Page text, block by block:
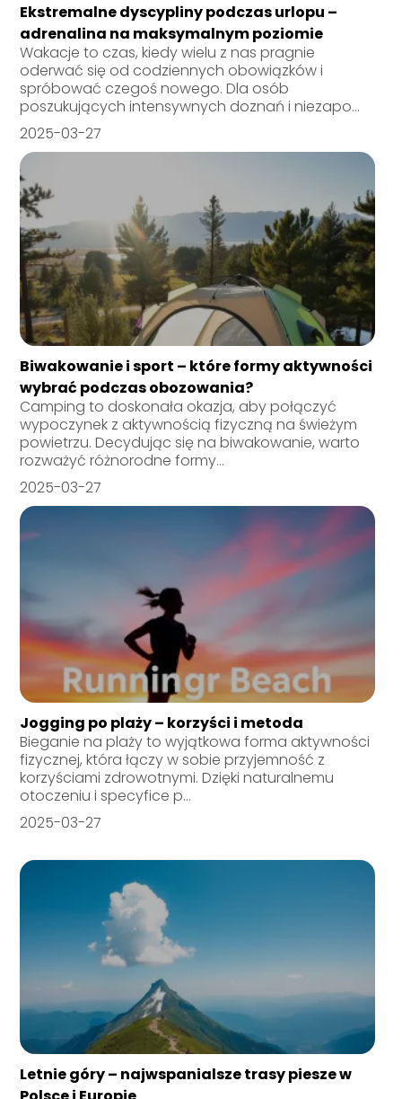
Ekstremalne dyscypliny podczas urlopu –
adrenalina na maksymalnym poziomie
Wakacje to czas, kiedy wielu z nas pragnie
oderwać się od codziennych obowiązków i
spróbować czegoś nowego. Dla osób
poszukujących intensywnych doznań i niezapo...
2025-03-27
Biwakowanie i sport – które formy aktywności
wybrać podczas obozowania?
Camping to doskonała okazja, aby połączyć
wypoczynek z aktywnością fizyczną na świeżym
powietrzu. Decydując się na biwakowanie, warto
rozważyć różnorodne formy...
2025-03-27
Jogging po plaży – korzyści i metoda
Bieganie na plaży to wyjątkowa forma aktywności
fizycznej, która łączy w sobie przyjemność z
korzyściami zdrowotnymi. Dzięki naturalnemu
otoczeniu i specyfice p...
2025-03-27
Letnie góry – najwspanialsze trasy piesze w